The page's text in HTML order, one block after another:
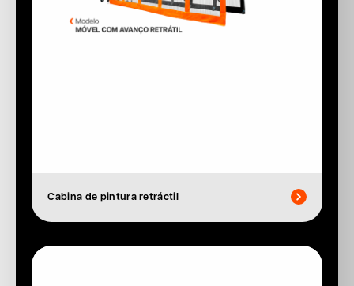
Cabina de pintura retráctil